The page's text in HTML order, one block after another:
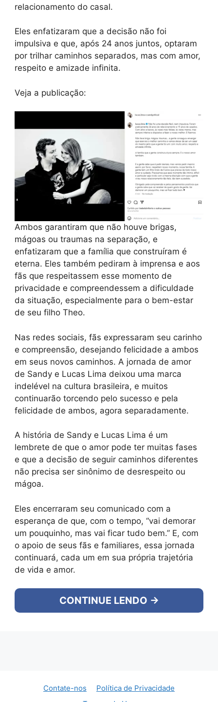
relacionamento do casal.
Eles enfatizaram que a decisão não foi
impulsiva e que, após 24 anos juntos, optaram
por trilhar caminhos separados, mas com amor,
respeito e amizade infinita.
Veja a publicação:
Ambos garantiram que não houve brigas,
mágoas ou traumas na separação, e
enfatizaram que a família que construíram é
eterna. Eles também pediram à imprensa e aos
fãs que respeitassem esse momento de
privacidade e compreendessem a dificuldade
da situação, especialmente para o bem-estar
de seu filho Theo.
Nas redes sociais, fãs expressaram seu carinho
e compreensão, desejando felicidade a ambos
em seus novos caminhos. A jornada de amor
de Sandy e Lucas Lima deixou uma marca
indelével na cultura brasileira, e muitos
continuarão torcendo pelo sucesso e pela
felicidade de ambos, agora separadamente.
A história de Sandy e Lucas Lima é um
lembrete de que o amor pode ter muitas fases
e que a decisão de seguir caminhos diferentes
não precisa ser sinônimo de desrespeito ou
mágoa.
Eles encerraram seu comunicado com a
esperança de que, com o tempo, “vai demorar
um pouquinho, mas vai ficar tudo bem.” E, com
o apoio de seus fãs e familiares, essa jornada
continuará, cada um em sua própria trajetória
de vida e amor.
CONTINUE LENDO →
Contate-nos
Política de Privacidade